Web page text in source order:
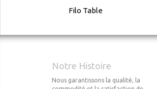
Filo Table
Notre Histoire
Nous garantissons la qualité, la